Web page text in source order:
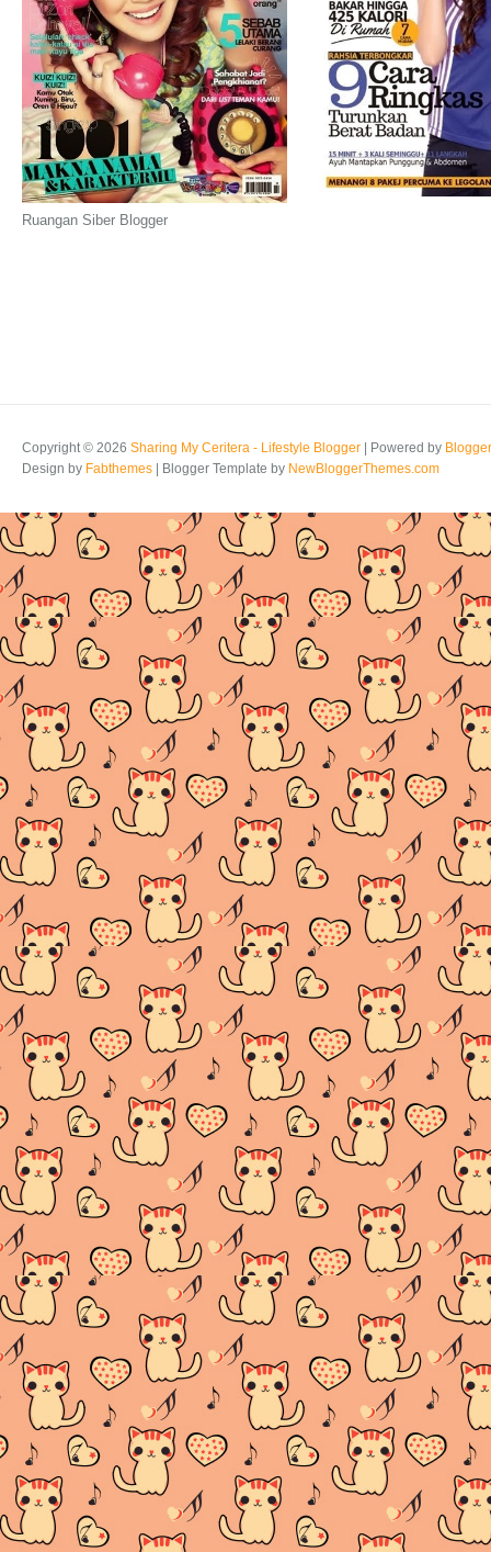
Ruangan Siber Blogger
Copyright © 2026 Sharing My Ceritera - Lifestyle Blogger | Powered by Blogger
Design by Fabthemes | Blogger Template by NewBloggerThemes.com